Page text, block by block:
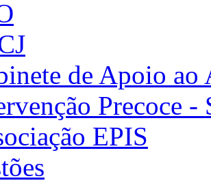
de Apoio ao
Precoce -
EPIS